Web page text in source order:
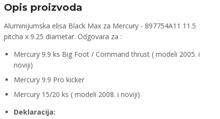
Opis proizvoda
Aluminijumska elisa Black Max za Mercury - 897754A11 11.5
pitcha x 9.25 diametar. Odgovara za :
Mercury 9.9 ks Big Foot / Command thrust ( modeli 2005. i
noviji)
Mercury 9.9 Pro kicker
Mercury 15/20 ks ( modeli 2008. i noviji)
Deklaracija: